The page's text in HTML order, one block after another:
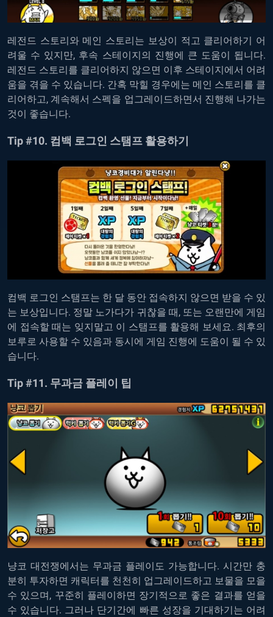
레전드 스토리와 메인 스토리는 보상이 적고 클리어하기 어
려울 수 있지만, 후속 스테이지의 진행에 큰 도움이 됩니다.
레전드 스토리를 클리어하지 않으면 이후 스테이지에서 어려
움을 겪을 수 있습니다. 간혹 막힐 경우에는 메인 스토리를 클
리어하고, 계속해서 스펙을 업그레이드하면서 진행해 나가는
것이 좋습니다.
Tip #10. 컴백 로그인 스탬프 활용하기
컴백 로그인 스탬프는 한 달 동안 접속하지 않으면 받을 수 있
는 보상입니다. 정말 노가다가 귀찮을 때, 또는 오랜만에 게임
에 접속할 때는 잊지말고 이 스탬프를 활용해 보세요. 최후의
보루로 사용할 수 있음과 동시에 게임 진행에 도움이 될 수 있
습니다.
Tip #11. 무과금 플레이 팁
냥코 대전쟁에서는 무과금 플레이도 가능합니다. 시간만 충
분히 투자하면 캐릭터를 천천히 업그레이드하고 보물을 모을
수 있으며, 꾸준히 플레이하면 장기적으로 좋은 결과를 얻을
수 있습니다. 그러나 단기간에 빠른 성장을 기대하기는 어려